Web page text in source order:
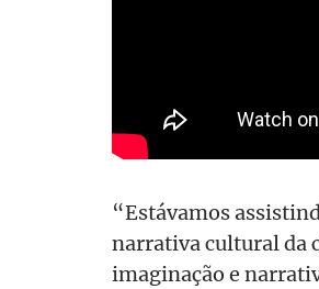
“Estávamos
narrativa cultural da
imaginação e